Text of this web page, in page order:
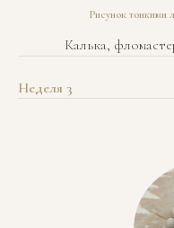
Рисунок тонкими
Калька,
Неделя 3